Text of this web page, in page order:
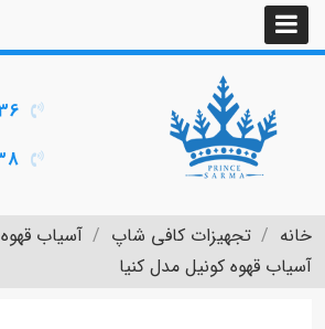
خانه تجهیزات کافی شاپ
آسیاب قهوه
آسیاب قهوه کونیل مدل کنیا